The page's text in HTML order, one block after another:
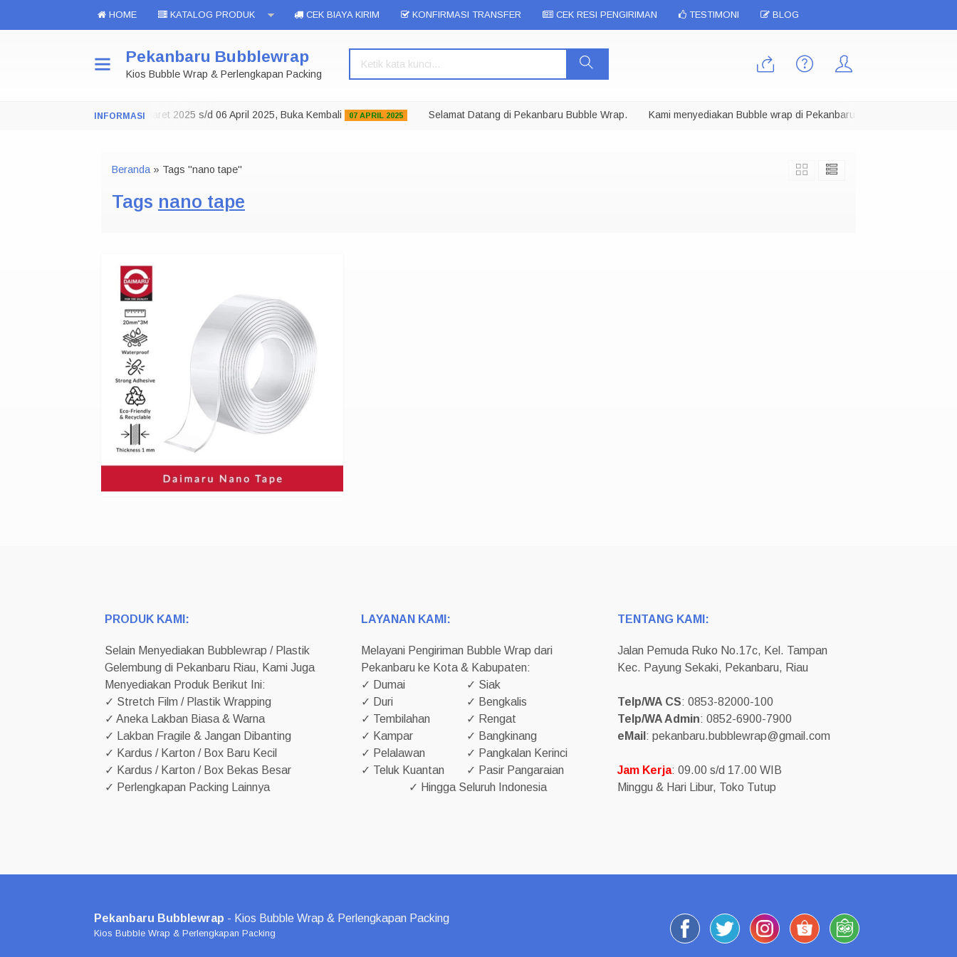
HOME KATALOG PRODUK CEK BIAYA KIRIM KONFIRMASI TRANSFER CEK RESI PENGIRIMAN TESTIMONI BLOG
Pekanbaru Bubblewrap
Kios Bubble Wrap & Perlengkapan Packing
Toko Tutup 29 Maret 2025 s/d 06 April 2025, Buka Kembali 07 APRIL 2025 Selamat Datang di Pekanbaru Bubble Wrap. Kami menyediakan Bubble wrap di Pekanbaru dalam berbagai
Beranda » Tags "nano tape"
Tags nano tape
PRODUK KAMI:
Selain Menyediakan Bubblewrap / Plastik
Gelembung di Pekanbaru Riau, Kami Juga
Menyediakan Produk Berikut Ini:
✓ Stretch Film / Plastik Wrapping
✓ Aneka Lakban Biasa & Warna
✓ Lakban Fragile & Jangan Dibanting
✓ Kardus / Karton / Box Baru Kecil
✓ Kardus / Karton / Box Bekas Besar
✓ Perlengkapan Packing Lainnya
LAYANAN KAMI:
Melayani Pengiriman Bubble Wrap dari
Pekanbaru ke Kota & Kabupaten:
✓ Dumai
✓ Siak
✓ Duri
✓ Bengkalis
✓ Tembilahan
✓ Rengat
✓ Kampar
✓ Bangkinang
✓ Pelalawan
✓ Pangkalan Kerinci
✓ Teluk Kuantan
✓ Pasir Pangaraian
✓ Hingga Seluruh Indonesia
TENTANG KAMI:
Jalan Pemuda Ruko No.17c, Kel. Tampan
Kec. Payung Sekaki, Pekanbaru, Riau
Telp/WA CS: 0853-82000-100
Telp/WA Admin: 0852-6900-7900
eMail : pekanbaru.bubblewrap@gmail.com
Jam Kerja: 09.00 s/d 17.00 WIB
Minggu & Hari Libur, Toko Tutup
Pekanbaru Bubblewrap - Kios Bubble Wrap & Perlengkapan Packing
Kios Bubble Wrap & Perlengkapan Packing